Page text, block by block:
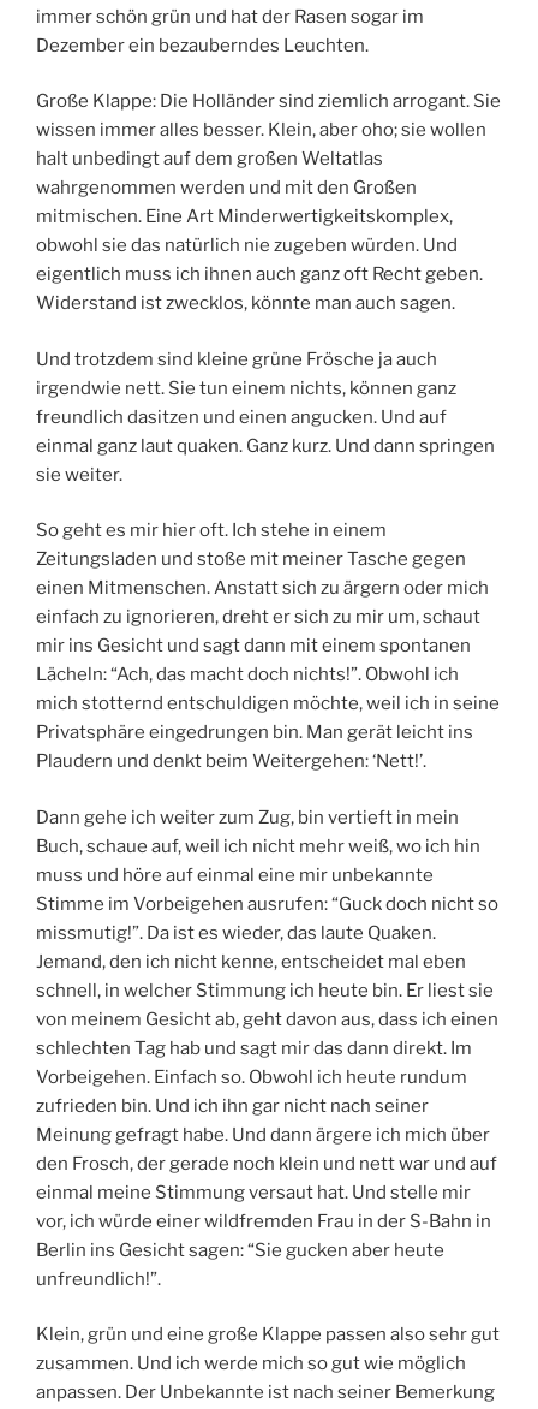
immer schön grün und hat der Rasen sogar im
Dezember ein bezauberndes Leuchten.
Große Klappe: Die Holländer sind ziemlich arrogant. Sie
wissen immer alles besser. Klein, aber oho; sie wollen
halt unbedingt auf dem großen Weltatlas
wahrgenommen werden und mit den Großen
mitmischen. Eine Art Minderwertigkeitskomplex,
obwohl sie das natürlich nie zugeben würden. Und
eigentlich muss ich ihnen auch ganz oft Recht geben.
Widerstand ist zwecklos, könnte man auch sagen.
Und trotzdem sind kleine grüne Frösche ja auch
irgendwie nett. Sie tun einem nichts, können ganz
freundlich dasitzen und einen angucken. Und auf
einmal ganz laut quaken. Ganz kurz. Und dann springen
sie weiter.
So geht es mir hier oft. Ich stehe in einem
Zeitungsladen und stoße mit meiner Tasche gegen
einen Mitmenschen. Anstatt sich zu ärgern oder mich
einfach zu ignorieren, dreht er sich zu mir um, schaut
mir ins Gesicht und sagt dann mit einem spontanen
Lächeln: “Ach, das macht doch nichts!”. Obwohl ich
mich stotternd entschuldigen möchte, weil ich in seine
Privatsphäre eingedrungen bin. Man gerät leicht ins
Plaudern und denkt beim Weitergehen: ‘Nett!’.
Dann gehe ich weiter zum Zug, bin vertieft in mein
Buch, schaue auf, weil ich nicht mehr weiß, wo ich hin
muss und höre auf einmal eine mir unbekannte
Stimme im Vorbeigehen ausrufen: “Guck doch nicht so
missmutig!”. Da ist es wieder, das laute Quaken.
Jemand, den ich nicht kenne, entscheidet mal eben
schnell, in welcher Stimmung ich heute bin. Er liest sie
von meinem Gesicht ab, geht davon aus, dass ich einen
schlechten Tag hab und sagt mir das dann direkt. Im
Vorbeigehen. Einfach so. Obwohl ich heute rundum
zufrieden bin. Und ich ihn gar nicht nach seiner
Meinung gefragt habe. Und dann ärgere ich mich über
den Frosch, der gerade noch klein und nett war und auf
einmal meine Stimmung versaut hat. Und stelle mir
vor, ich würde einer wildfremden Frau in der S-Bahn in
Berlin ins Gesicht sagen: “Sie gucken aber heute
unfreundlich!”.
Klein, grün und eine große Klappe passen also sehr gut
zusammen. Und ich werde mich so gut wie möglich
anpassen. Der Unbekannte ist nach seiner Bemerkung